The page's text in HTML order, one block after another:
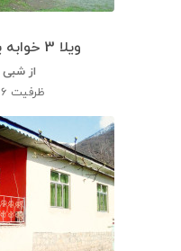
ویلا 3 خوابه ییلاقی دارای پارکینگ
از شبی
ظرفیت 6 نفر تا 2 نفر اضافه